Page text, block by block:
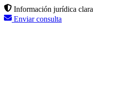
Información jurídica clara
Enviar consulta